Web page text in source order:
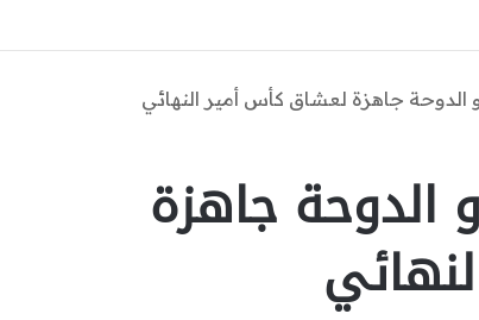
جاهزة لعشاق كأس أمير النهائي
الدوحة جاهزة